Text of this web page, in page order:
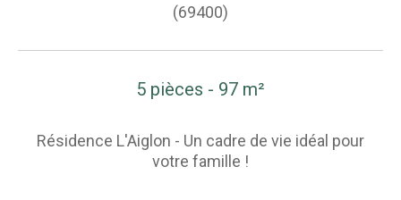
(69400)
5 pièces - 97 m²
Résidence L'Aiglon - Un cadre de vie idéal pour
votre famille !